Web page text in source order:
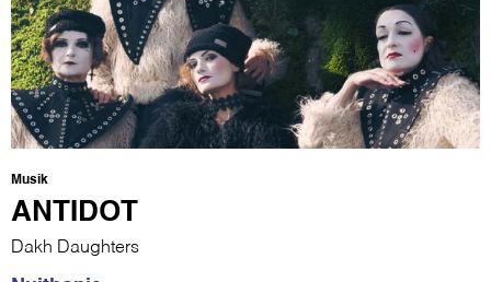
Musik
ANTIDOT
Dakh Daughters